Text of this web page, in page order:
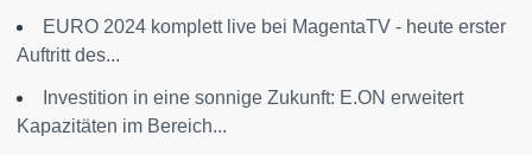
EURO 2024 komplett live bei MagentaTV - heute erster
Auftritt des...
Investition in eine sonnige Zukunft: E.ON erweitert
Kapazitäten im Bereich...